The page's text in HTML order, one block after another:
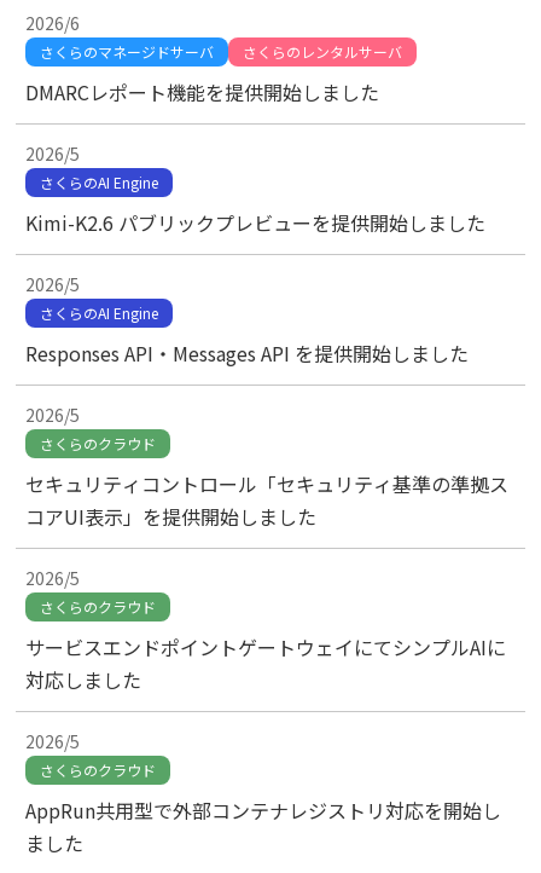
2026/6
さくらのマネージドサーバ さくらのレンタルサーバ
DMARCレポート機能を提供開始しました
2026/5
さくらのAI Engine
Kimi-K2.6 パブリックプレビューを提供開始しました
2026/5
さくらのAI Engine
Responses API・Messages API を提供開始しました
2026/5
さくらのクラウド
セキュリティコントロール「セキュリティ基準の準拠ス
コアUI表示」を提供開始しました
2026/5
さくらのクラウド
サービスエンドポイントゲートウェイにてシンプルAIに
対応しました
2026/5
さくらのクラウド
AppRun共用型で外部コンテナレジストリ対応を開始し
ました